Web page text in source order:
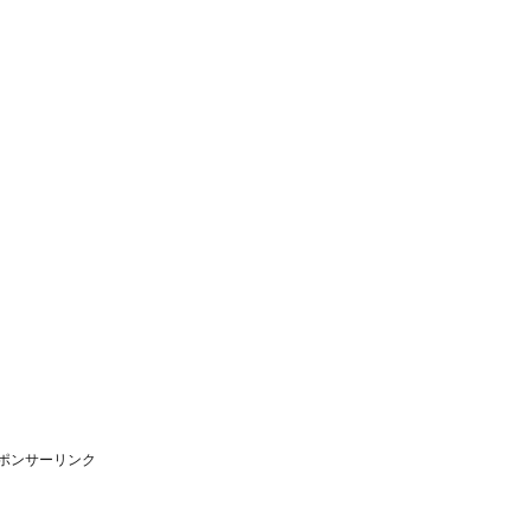
ンサーリンク